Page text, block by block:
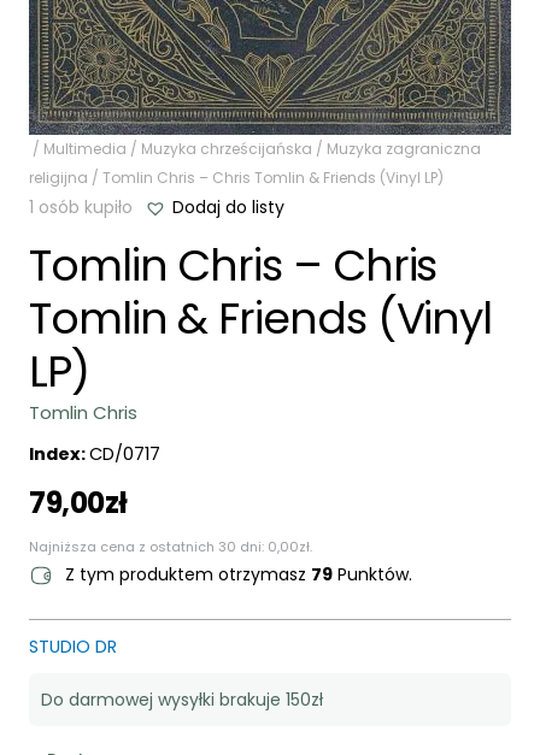
/ Multimedia / Muzyka chrześcijańska / Muzyka zagraniczna
religijna / Tomlin Chris – Chris Tomlin & Friends (Vinyl LP)
1 osób kupiło Dodaj do listy
Tomlin Chris – Chris
Tomlin & Friends (Vinyl
LP)
Tomlin Chris
Index:CD/0717
79,00zł
Najniższa cena z ostatnich 30 dni: 0,00zł.
Z tym produktem otrzymasz 79 Punktów.
STUDIO DR
Do darmowej wysyłki brakuje 150zł